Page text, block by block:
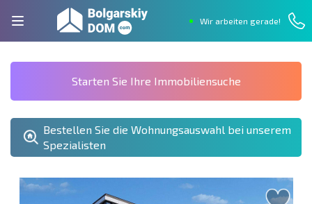
Wir arbeiten gerade!
Starten Sie Ihre Immobiliensuche
Bestellen Sie die Wohnungsauswahl bei unserem
Spezialisten